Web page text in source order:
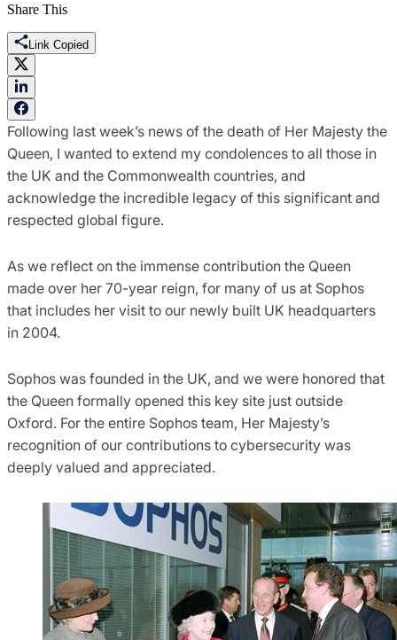
Share This
Link Copied
Following last week’s news of the death of Her Majesty the
Queen, I wanted to extend my condolences to all those in
the UK and the Commonwealth countries, and
acknowledge the incredible legacy of this significant and
respected global figure.
As we reflect on the immense contribution the Queen
made over her 70-year reign, for many of us at Sophos
that includes her visit to our newly built UK headquarters
in 2004.
Sophos was founded in the UK, and we were honored that
the Queen formally opened this key site just outside
Oxford. For the entire Sophos team, Her Majesty’s
recognition of our contributions to cybersecurity was
deeply valued and appreciated.